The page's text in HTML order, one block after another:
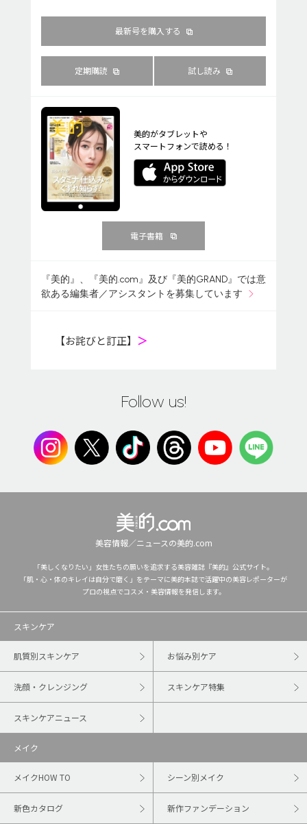
最新号を購入する
定期購読 試し読み
美的がタブレットや
スマートフォンで読める！
電子書籍
『美的』、『美的.com』及び『美的GRAND』では意
欲ある編集者／アシスタントを募集しています
【お詫びと訂正】 ＞
Follow us!
美容情報／ニュースの美的.com
「美しくなりたい」女性たちの願いを追求する美容雑誌『美的』公式サイト。
「肌・心・体のキレイは自分で磨く」をテーマに美的本誌で活躍中の美容レポーターが
プロの視点でコスメ・美容情報を発信します。
スキンケア
肌質別スキンケア お悩み別ケア
洗顔・クレンジング スキンケア特集
スキンケアニュース
メイク
メイクHOW TO シーン別メイク
新色カタログ 新作ファンデーション